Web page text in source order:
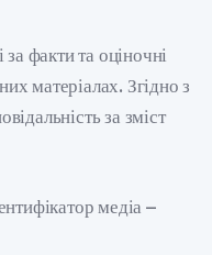
за факти та оціночні
матеріалах. Згідно з
за зміст
медіа –